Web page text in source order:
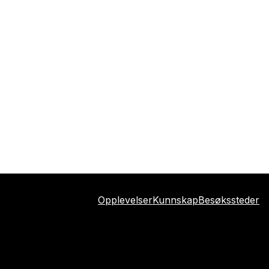
OpplevelserKunnskapBesøkssteder